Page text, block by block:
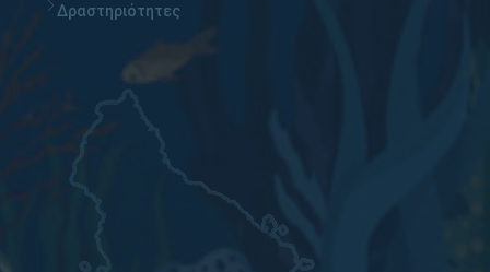
Δραστηριότητες